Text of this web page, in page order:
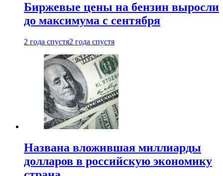
Биржевые цены на бензин выросли
до максимума с сентября
2 года спустя2 года спустя
Названа вложившая миллиарды
долларов в российскую экономику